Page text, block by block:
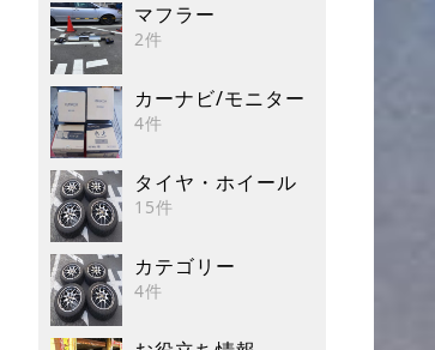
マフラー
2件
カーナビ/モニター
4件
タイヤ・ホイール
15件
カテゴリー
4件